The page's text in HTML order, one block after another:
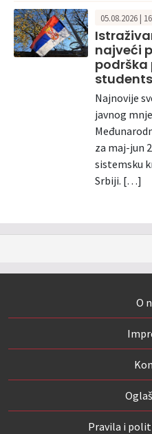
05.08.2026 |
najveći
Najnovije
javnog
za maj-jun
sistemsku
Srbiji. […]
O
Pravila i